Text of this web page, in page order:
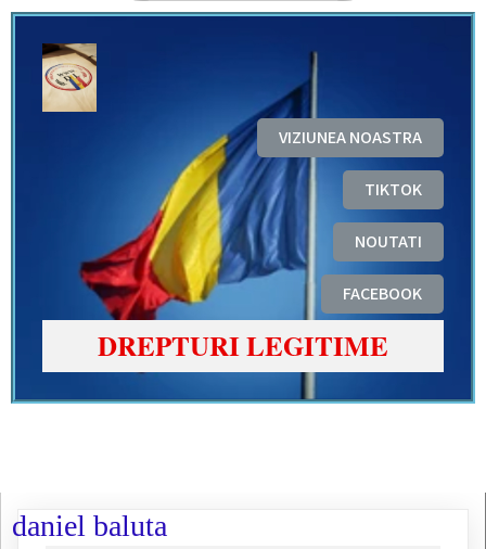
VIZIUNEA NOASTRA
TIKTOK
NOUTATI
FACEBOOK
DREPTURI LEGITIME
daniel baluta